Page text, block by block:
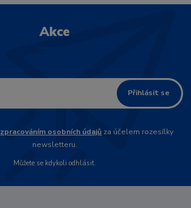
Akce
Přihlásit se
zpracováním osobních údajů za účelem rozesílky
newsletteru.
Můžete se kdykoli odhlásit.